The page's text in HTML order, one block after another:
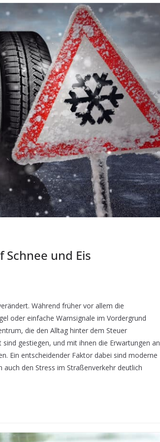
und Eis
Während früher vor allem die
oder einfache Warnsignale im Vordergrund
die den Alltag hinter dem Steuer
gestiegen, und mit ihnen die Erwartungen an
Ein entscheidender Faktor dabei sind moderne
den Stress im Straßenverkehr deutlich